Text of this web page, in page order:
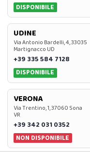
DISPONIBILE
UDINE
Via Antonio Bardelli, 4, 33035
Martignacco UD
+39 335 584 7128
DISPONIBILE
VERONA
Via Trentino, 1, 37060 Sona
VR
+39 342 031 0352
NON DISPONIBILE